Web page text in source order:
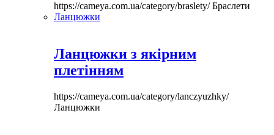
https://cameya.com.ua/category/braslety/Браслети
Ланцюжки
Ланцюжки з якірним
плетінням
https://cameya.com.ua/category/lanczyuzhky/
Ланцюжки